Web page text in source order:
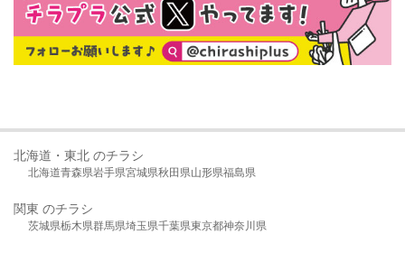
北海道・東北 のチラシ
北海道青森県岩手県宮城県秋田県山形県福島県
関東 のチラシ
茨城県栃木県群馬県埼玉県千葉県東京都神奈川県